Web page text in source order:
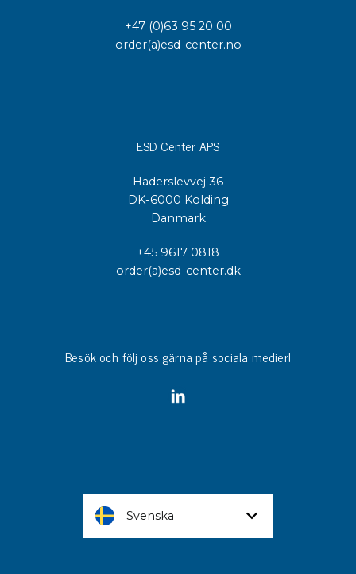
+47 (0)63 95 20 00
order(a)esd-center.no
ESD Center APS
Haderslevvej 36
DK-6000 Kolding
Danmark
+45 9617 0818
order(a)esd-center.dk
Besök och följ oss gärna på sociala medier!
Svenska